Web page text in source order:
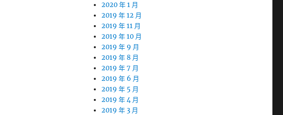
2020 年 1 月
2019 年 12 月
2019 年 11 月
2019 年 10 月
2019 年 9 月
2019 年 8 月
2019 年 7 月
2019 年 6 月
2019 年 5 月
2019 年 4 月
2019 年 3 月